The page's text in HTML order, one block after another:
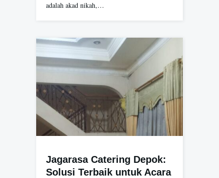
adalah akad nikah,…
Jagarasa Catering Depok:
Solusi Terbaik untuk Acara